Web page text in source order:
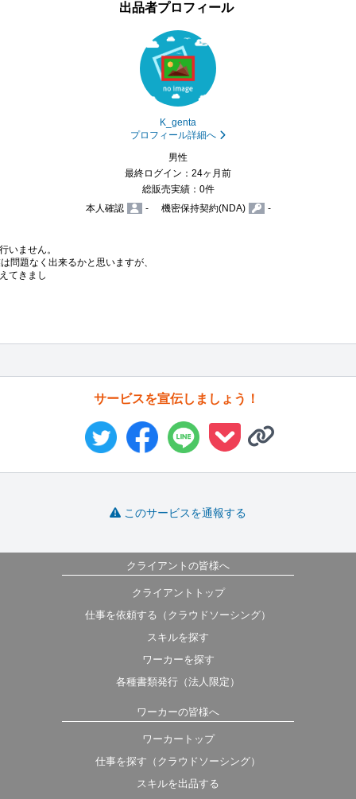
出品者プロフィール
K_genta
プロフィール詳細へ
男性
最終ログイン：24ヶ月前
総販売実績：0件
本人確認
- 機密保持契約(NDA) -
いません。
問題なく出来るかと思いますが、
てきまし
サービスを宣伝しましょう！
このサービスを通報する
クライアントの皆様へ
クライアントトップ
仕事を依頼する（クラウドソーシング）
スキルを探す
ワーカーを探す
各種書類発行（法人限定）
ワーカーの皆様へ
ワーカートップ
仕事を探す（クラウドソーシング）
スキルを出品する